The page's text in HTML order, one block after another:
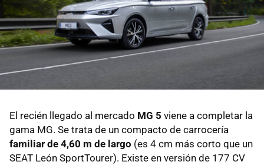
El recién llegado al mercado MG 5 viene a completar la
gama MG. Se trata de un compacto de carrocería
familiar de 4,60 m de largo (es 4 cm más corto que un
SEAT León SportTourer). Existe en versión de 177 CV